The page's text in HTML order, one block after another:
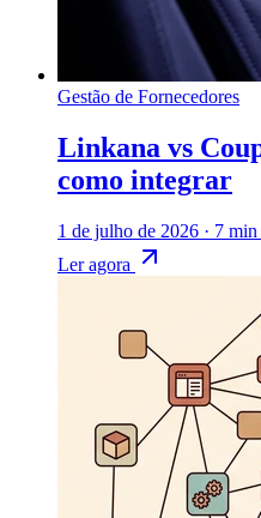
Gestão de Fornecedores
Linkana vs
como integrar
1 de julho de 2026 · 7 min
Ler agora